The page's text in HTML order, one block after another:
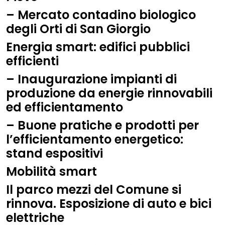
– Mercato contadino biologico
degli Orti di San Giorgio
Energia smart: edifici pubblici
efficienti
– Inaugurazione impianti di
produzione da energie rinnovabili
ed efficientamento
– Buone pratiche e prodotti per
l’efficientamento energetico:
stand espositivi
Mobilità smart
Il parco mezzi del Comune si
rinnova. Esposizione di auto e bici
elettriche